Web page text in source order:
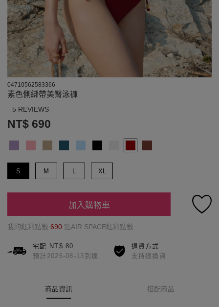
04710562583366
素色側綁帶美臀泳褲
5 REVIEWS
NT$ 690
S M L XL
加入購物車
我的紅利點數 690 點AIR SPACE紅利點數
宅配 NT$ 80
預計2026-08-13到達
退貨方式
支持退換貨
商品資訊 搭配商品